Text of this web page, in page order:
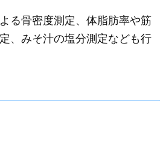
る骨密度測定、体脂肪率や筋
、みそ汁の塩分測定なども行